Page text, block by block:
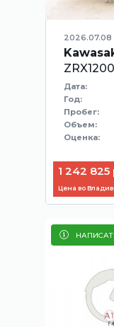
2026.07.08
Дата:
Год:
Пробег:
Объем:
Оценка:
1 242 825
Цена во